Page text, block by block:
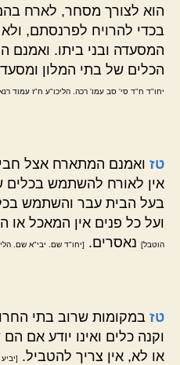
הוא לצורך מסחר, לארח
בכדי להרויח לפרנסתם,
המסעדה ובני ביתו. ואמנם
הכלים של בתי המלון
יחו"ד ח"ד סי' סב עמו' רכה. הליכו"ע ח"ז עמוד
טז ואמנם המתארח אצל
אין לאורח להשתמש בכלים
בעל הבית עבר והשתמש
ועל כל פנים אין המאכל
הוטבל] נאסרים. [יחו"ד שם. יבי"א שם.
טז במקומות שרוב בתי
וקנה כלים ואינו יודע אם
או לא, אין צריך להטביל.